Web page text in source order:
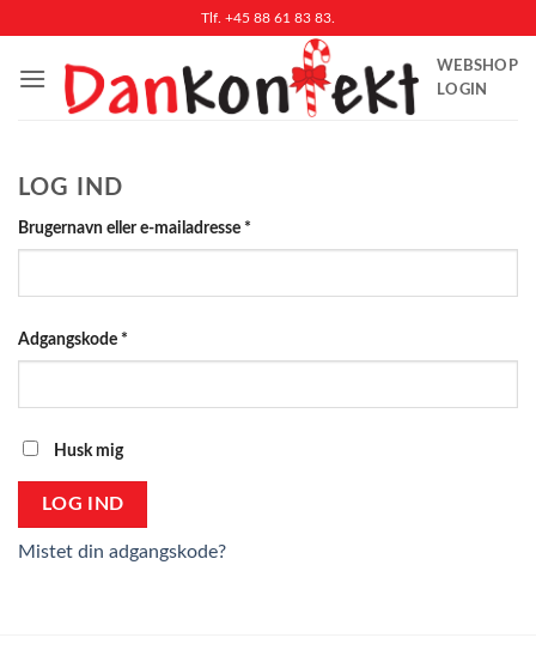
indhold
Tlf. +45 88 61 83 83.
WEBSHOP
LOGIN
LOG IND
Brugernavn eller e-mailadresse *
Adgangskode *
Husk mig
LOG IND
Mistet din adgangskode?